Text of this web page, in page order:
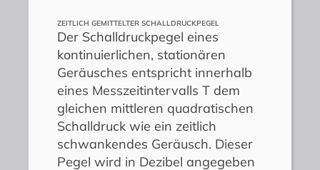
ZEITLICH GEMITTELTER SCHALLDRUCKPEGEL
Der Schalldruckpegel eines
kontinuierlichen, stationären
Geräusches entspricht innerhalb
eines Messzeitintervalls T dem
gleichen mittleren quadratischen
Schalldruck wie ein zeitlich
schwankendes Geräusch. Dieser
Pegel wird in Dezibel angegeben